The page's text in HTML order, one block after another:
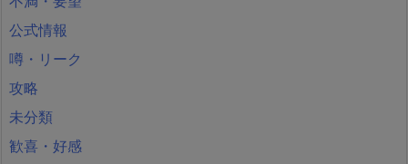
公式情報
噂・リーク
攻略
未分類
歓喜・好感